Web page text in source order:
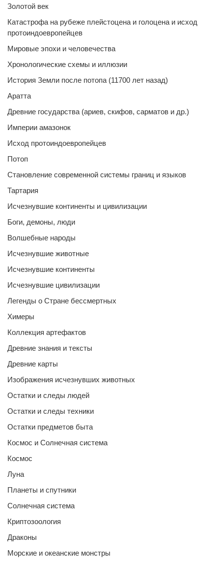
Золотой век
Катастрофа на рубеже плейстоцена и голоцена и исход
протоиндоевропейцев
Мировые эпохи и человечества
Хронологические схемы и иллюзии
История Земли после потопа (11700 лет назад)
Аратта
Древние государства (ариев, скифов, сарматов и др.)
Империи амазонок
Исход протоиндоевропейцев
Потоп
Становление современной системы границ и языков
Тартария
Исчезнувшие континенты и цивилизации
Боги, демоны, люди
Волшебные народы
Исчезнувшие животные
Исчезнувшие континенты
Исчезнувшие цивилизации
Легенды о Стране бессмертных
Химеры
Коллекция артефактов
Древние знания и тексты
Древние карты
Изображения исчезнувших животных
Остатки и следы людей
Остатки и следы техники
Остатки предметов быта
Космос и Солнечная система
Космос
Луна
Планеты и спутники
Солнечная система
Криптозоология
Драконы
Морские и океанские монстры